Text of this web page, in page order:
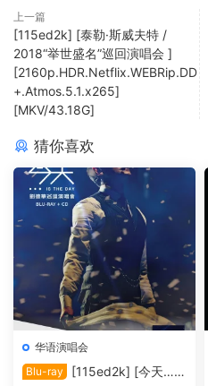
上一篇
[115ed2k] [泰勒·斯威夫特 /
2018“举世盛名”巡回演唱会 ]
[2160p.HDR.Netflix.WEBRip.DD
+.Atmos.5.1.x265]
[MKV/43.18G]
猜你喜欢
华语演唱会
Blu-ray
[115ed2k] [今天…is